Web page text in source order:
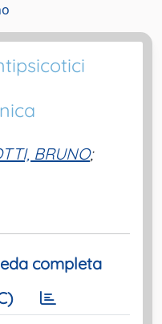
BRUNO;
completa